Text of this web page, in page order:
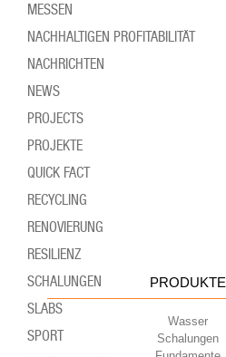
MESSEN
NACHHALTIGEN PROFITABILITÄT
NACHRICHTEN
NEWS
PROJECTS
PROJEKTE
QUICK FACT
RECYCLING
RENOVIERUNG
RESILIENZ
SCHALUNGEN
SLABS
SPORT
PRODUKTE
Wasser
Schalungen